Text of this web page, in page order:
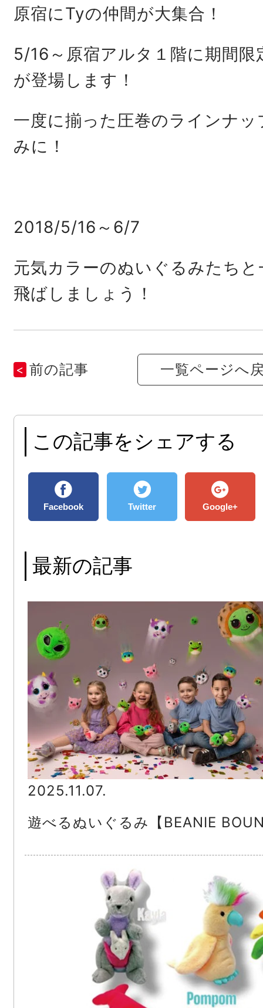
原宿にTyの仲間が大集合！
5/16～原宿アルタ１階に期間限
が登場します！
一度に揃った圧巻のラインナ
みに！
2018/5/16～6/7
元気カラーのぬいぐるみたち
飛ばしましょう！
前の記事 一覧ページへ
この記事をシェアする
Facebook Twitter Google+
最新の記事
2025.11.07.
遊べるぬいぐるみ【BEANIE